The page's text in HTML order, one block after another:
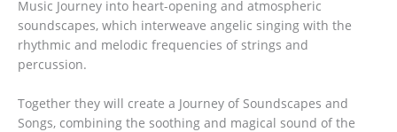
Music Journey into heart-opening and atmospheric
soundscapes, which interweave angelic singing with the
rhythmic and melodic frequencies of strings and
percussion.
Together they will create a Journey of Soundscapes and
Songs, combining the soothing and magical sound of the